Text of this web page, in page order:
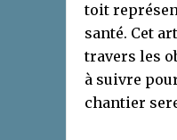
toit
santé. Cet
travers les
à suivre
chantier